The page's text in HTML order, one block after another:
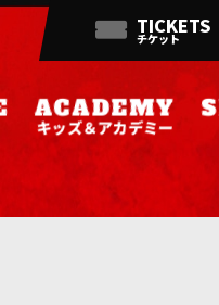
キッズ＆アカデミー
TICKETS
チケット